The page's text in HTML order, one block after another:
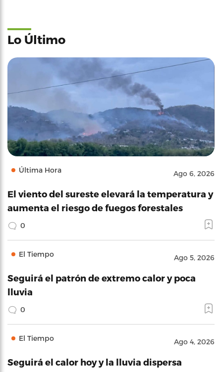
Lo Último
Última Hora Ago 6, 2026
El viento del sureste elevará la temperatura y
aumenta el riesgo de fuegos forestales
0
El Tiempo Ago 5, 2026
Seguirá el patrón de extremo calor y poca
lluvia
0
El Tiempo Ago 4, 2026
Seguirá el calor hoy y la lluvia dispersa